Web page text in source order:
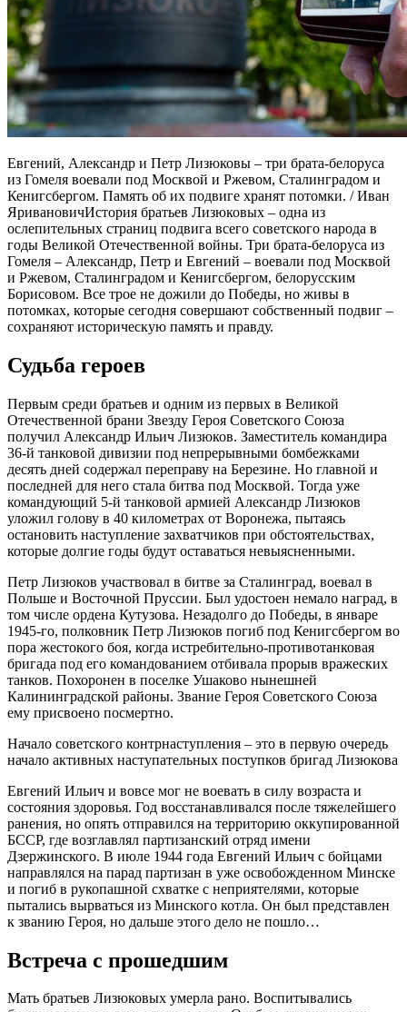
Евгений, Александр и Петр Лизюковы – три брата-белоруса
из Гомеля воевали под Москвой и Ржевом, Сталинградом и
Кенигсбергом. Память об их подвиге хранят потомки. / Иван
ЯривановичИстория братьев Лизюковых – одна из
ослепительных страниц подвига всего советского народа в
годы Великой Отечественной войны. Три брата-белоруса из
Гомеля – Александр, Петр и Евгений – воевали под Москвой
и Ржевом, Сталинградом и Кенигсбергом, белорусским
Борисовом. Все трое не дожили до Победы, но живы в
потомках, которые сегодня совершают собственный подвиг –
сохраняют историческую память и правду.
Судьба героев
Первым среди братьев и одним из первых в Великой
Отечественной брани Звезду Героя Советского Союза
получил Александр Ильич Лизюков. Заместитель командира
36-й танковой дивизии под непрерывными бомбежками
десять дней содержал переправу на Березине. Но главной и
последней для него стала битва под Москвой. Тогда уже
командующий 5-й танковой армией Александр Лизюков
уложил голову в 40 километрах от Воронежа, пытаясь
остановить наступление захватчиков при обстоятельствах,
которые долгие годы будут оставаться невыясненными.
Петр Лизюков участвовал в битве за Сталинград, воевал в
Польше и Восточной Пруссии. Был удостоен немало наград, в
том числе ордена Кутузова. Незадолго до Победы, в январе
1945-го, полковник Петр Лизюков погиб под Кенигсбергом во
пора жестокого боя, когда истребительно-противотанковая
бригада под его командованием отбивала прорыв вражеских
танков. Похоронен в поселке Ушаково нынешней
Калининградской районы. Звание Героя Советского Союза
ему присвоено посмертно.
Начало советского контрнаступления – это в первую очередь
начало активных наступательных поступков бригад Лизюкова
Евгений Ильич и вовсе мог не воевать в силу возраста и
состояния здоровья. Год восстанавливался после тяжелейшего
ранения, но опять отправился на территорию оккупированной
БССР, где возглавлял партизанский отряд имени
Дзержинского. В июле 1944 года Евгений Ильич с бойцами
направлялся на парад партизан в уже освобожденном Минске
и погиб в рукопашной схватке с неприятелями, которые
пытались вырваться из Минского котла. Он был представлен
к званию Героя, но дальше этого дело не пошло…
Встреча с прошедшим
Мать братьев Лизюковых умерла рано. Воспитывались